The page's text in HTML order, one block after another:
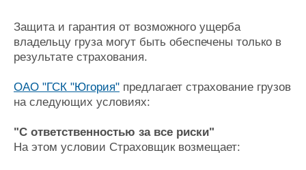
Словарь
Отзывы
Все службы
Защита и гарантия от возможного ущерба
владельцу груза могут быть обеспечены только в
результате страхования.
ОАО "ГСК "Югория" предлагает страхование грузов
на следующих условиях:
"С ответственностью за все риски"
На этом условии Страховщик возмещает: